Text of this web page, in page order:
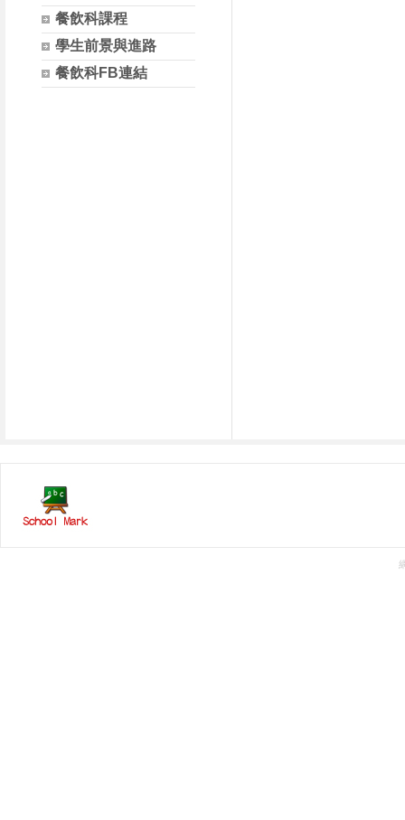
餐飲科課程
學生前景與進路
餐飲科FB連結